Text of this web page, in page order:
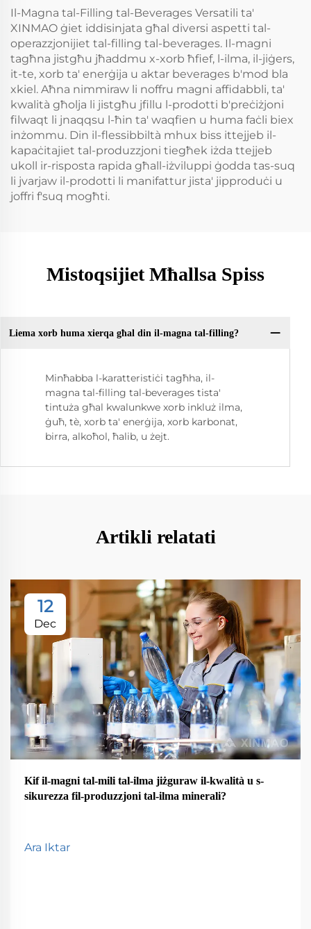
Il-Magna tal-Filling tal-Beverages Versatili ta'
XINMAO ġiet iddisinjata għal diversi aspetti tal-
operazzjonijiet tal-filling tal-beverages. Il-magni
tagħna jistgħu jħaddmu x-xorb ħfief, l-ilma, il-jiġers,
it-te, xorb ta' enerġija u aktar beverages b'mod bla
xkiel. Aħna nimmiraw li noffru magni affidabbli, ta'
kwalità għolja li jistgħu jfillu l-prodotti b'preċiżjoni
filwaqt li jnaqqsu l-ħin ta' waqfien u huma faċli biex
inżommu. Din il-flessibbiltà mhux biss ittejjeb il-
kapaċitajiet tal-produzzjoni tiegħek iżda ttejjeb
ukoll ir-risposta rapida għall-iżviluppi ġodda tas-suq
li jvarjaw il-prodotti li manifattur jista' jipproduċi u
joffri f'suq mogħti.
Mistoqsijiet Mħallsa Spiss
Liema xorb huma xierqa għal din il-magna tal-filling?
Minħabba l-karatteristiċi tagħha, il-
magna tal-filling tal-beverages tista'
tintuża għal kwalunkwe xorb inkluż ilma,
ġuħ, tè, xorb ta' enerġija, xorb karbonat,
birra, alkoħol, ħalib, u żejt.
Artikli relatati
12
Dec
Kif il-magni tal-mili tal-ilma jiżguraw il-kwalità u s-
sikurezza fil-produzzjoni tal-ilma minerali?
Ara Iktar